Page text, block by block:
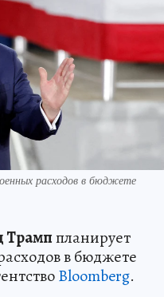
расходов в бюджете
Трамппланирует
в бюджете
Bloomberg.